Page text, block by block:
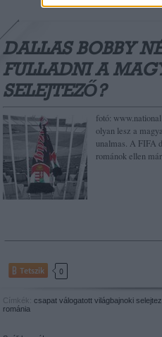
DALLAS BOBBY
FULLADNI A
SELEJTEZŐ?
fotó:
olyan lesz a
unalmas. A FIFA
románok ellen
Tetszik 0
Címkék: csapat válogatott világbajnoki
románia